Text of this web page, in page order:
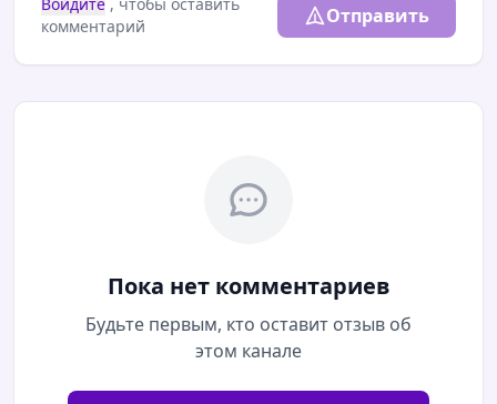
комментарий
Отправить
Пока нет комментариев
Будьте первым, кто оставит отзыв об
этом канале